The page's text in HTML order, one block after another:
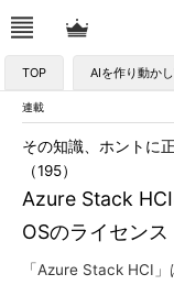
TOP AIを作り動か
連載
Azure Stack
OSのライセンス
その知識、ホントに
（195）
「Azure Stack HCI